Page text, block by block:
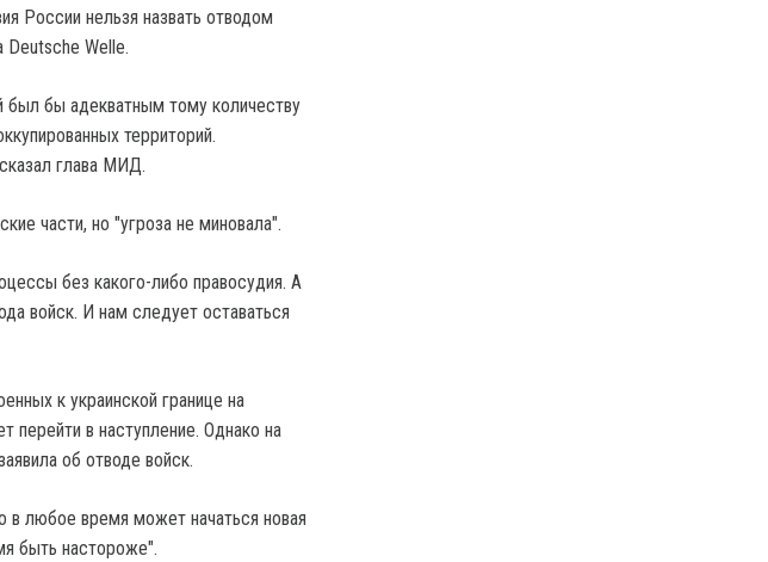
России нельзя назвать отводом
Deutsche Welle.
был бы адекватным тому количеству
территорий.
глава МИД.
части, но "угроза не миновала".
без какого-либо правосудия. А
войск. И нам следует оставаться
к украинской границе на
перейти в наступление. Однако на
об отводе войск.
в любое время может начаться новая
быть настороже".